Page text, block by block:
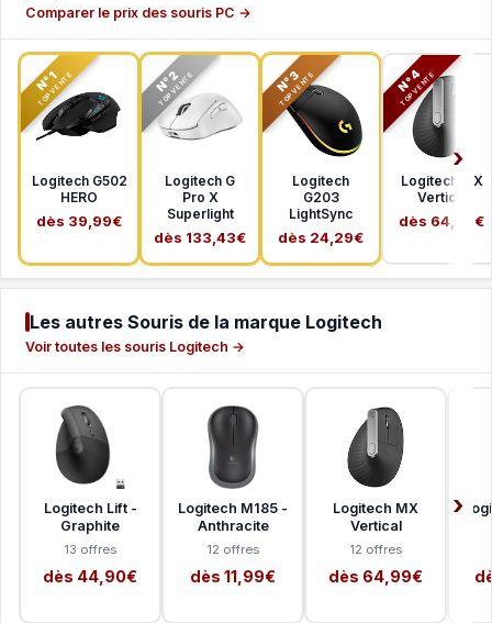
Comparer le prix des souris PC →
N°1
TOP VENTE
Logitech G502
HERO
dès 39,99€
N°2
TOP VENTE
Logitech G
Pro X
Superlight
dès 133,43€
N°3
TOP VENTE
Logitech
G203
LightSync
dès 24,29€
N°4
TOP VENTE
Logitech MX
Vertical
dès 64,99€
Les autres Souris de la marque Logitech
Voir toutes les souris Logitech →
Logitech Lift -
Graphite
13 offres
dès 44,90€
Logitech M185 -
Anthracite
12 offres
dès 11,99€
Logitech MX
Vertical
12 offres
dès 64,99€